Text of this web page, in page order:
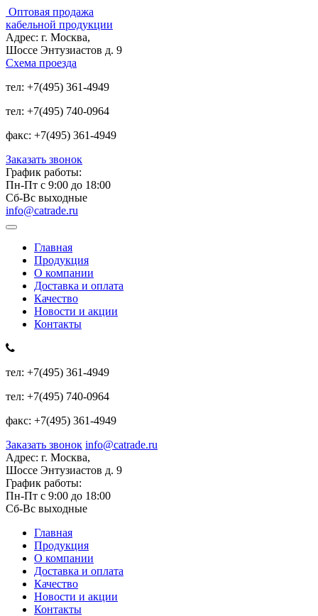
Оптовая продажа
кабельной продукции
Адрес: г. Москва,
Шоссе Энтузиастов д. 9
Схема проезда
тел: +7(495) 361-4949
тел: +7(495) 740-0964
факс: +7(495) 361-4949
Заказать звонок
График работы:
Пн-Пт с 9:00 до 18:00
Сб-Вс выходные
info@catrade.ru
Главная
Продукция
О компании
Доставка и оплата
Качество
Новости и акции
Контакты
тел: +7(495) 361-4949
тел: +7(495) 740-0964
факс: +7(495) 361-4949
Заказать звонок info@catrade.ru
Адрес: г. Москва,
Шоссе Энтузиастов д. 9
График работы:
Пн-Пт с 9:00 до 18:00
Сб-Вс выходные
Главная
Продукция
О компании
Доставка и оплата
Качество
Новости и акции
Контакты